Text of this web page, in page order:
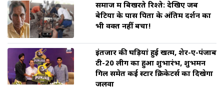
समाज में बिखरते रिश्ते: देखिए जब
बेटियों के पास पिता के अंतिम दर्शन का
भी वक्त नहीं बचा!
इंतजार की घड़ियां हुई खत्म, शेर-ए-पंजाब
टी-20 लीग का हुआ शुभारंभ, शुभमन
गिल समेत कई स्टार क्रिकेटर्स का दिखेगा
जलवा